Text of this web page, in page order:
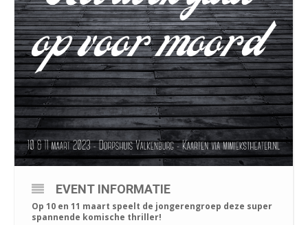
EVENT INFORMATIE
Op 10 en 11 maart speelt de jongerengroep deze super
spannende komische thriller!